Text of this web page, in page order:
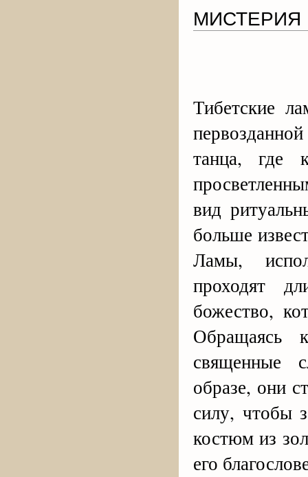
МИСТЕРИЯ
Тибетские
танца, где
вид
больше
Ламы,
проходят
божество,
Обращаясь
священные
образе, они
силу, чтобы
костюм из
его